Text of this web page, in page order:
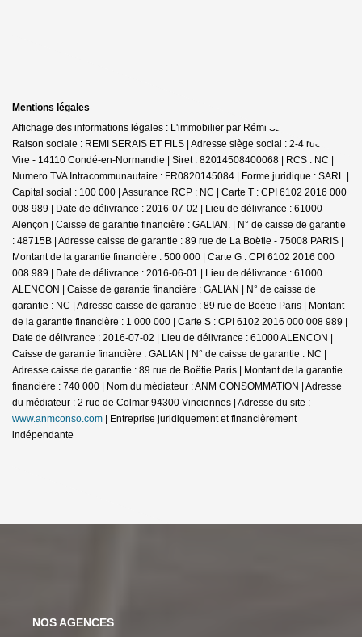
Mentions légales
Affichage des informations légales : L'immobilier par Rémi SERAIS - Condé |
Raison sociale : REMI SERAIS ET FILS | Adresse siège social : 2-4 rue de
Vire - 14110 Condé-en-Normandie | Siret : 82014508400068 | RCS : NC |
Numero TVA Intracommunautaire : FR0820145084 | Forme juridique : SARL |
Capital social : 100 000 | Assurance RCP : NC | Carte T : CPI 6102 2016 000
008 989 | Date de délivrance : 2016-07-02 | Lieu de délivrance : 61000
Alençon | Caisse de garantie financière : GALIAN. | N° de caisse de garantie
: 48715B | Adresse caisse de garantie : 89 rue de La Boëtie - 75008 PARIS |
Montant de la garantie financière : 500 000 | Carte G : CPI 6102 2016 000
008 989 | Date de délivrance : 2016-06-01 | Lieu de délivrance : 61000
ALENCON | Caisse de garantie financière : GALIAN | N° de caisse de
garantie : NC | Adresse caisse de garantie : 89 rue de Boëtie Paris | Montant
de la garantie financière : 1 000 000 | Carte S : CPI 6102 2016 000 008 989 |
Date de délivrance : 2016-07-02 | Lieu de délivrance : 61000 ALENCON |
Caisse de garantie financière : GALIAN | N° de caisse de garantie : NC |
Adresse caisse de garantie : 89 rue de Boëtie Paris | Montant de la garantie
financière : 740 000 | Nom du médiateur : ANM CONSOMMATION | Adresse
du médiateur : 2 rue de Colmar 94300 Vinciennes | Adresse du site :
www.anmconso.com | Entreprise juridiquement et financièrement
indépendante
NOS AGENCES